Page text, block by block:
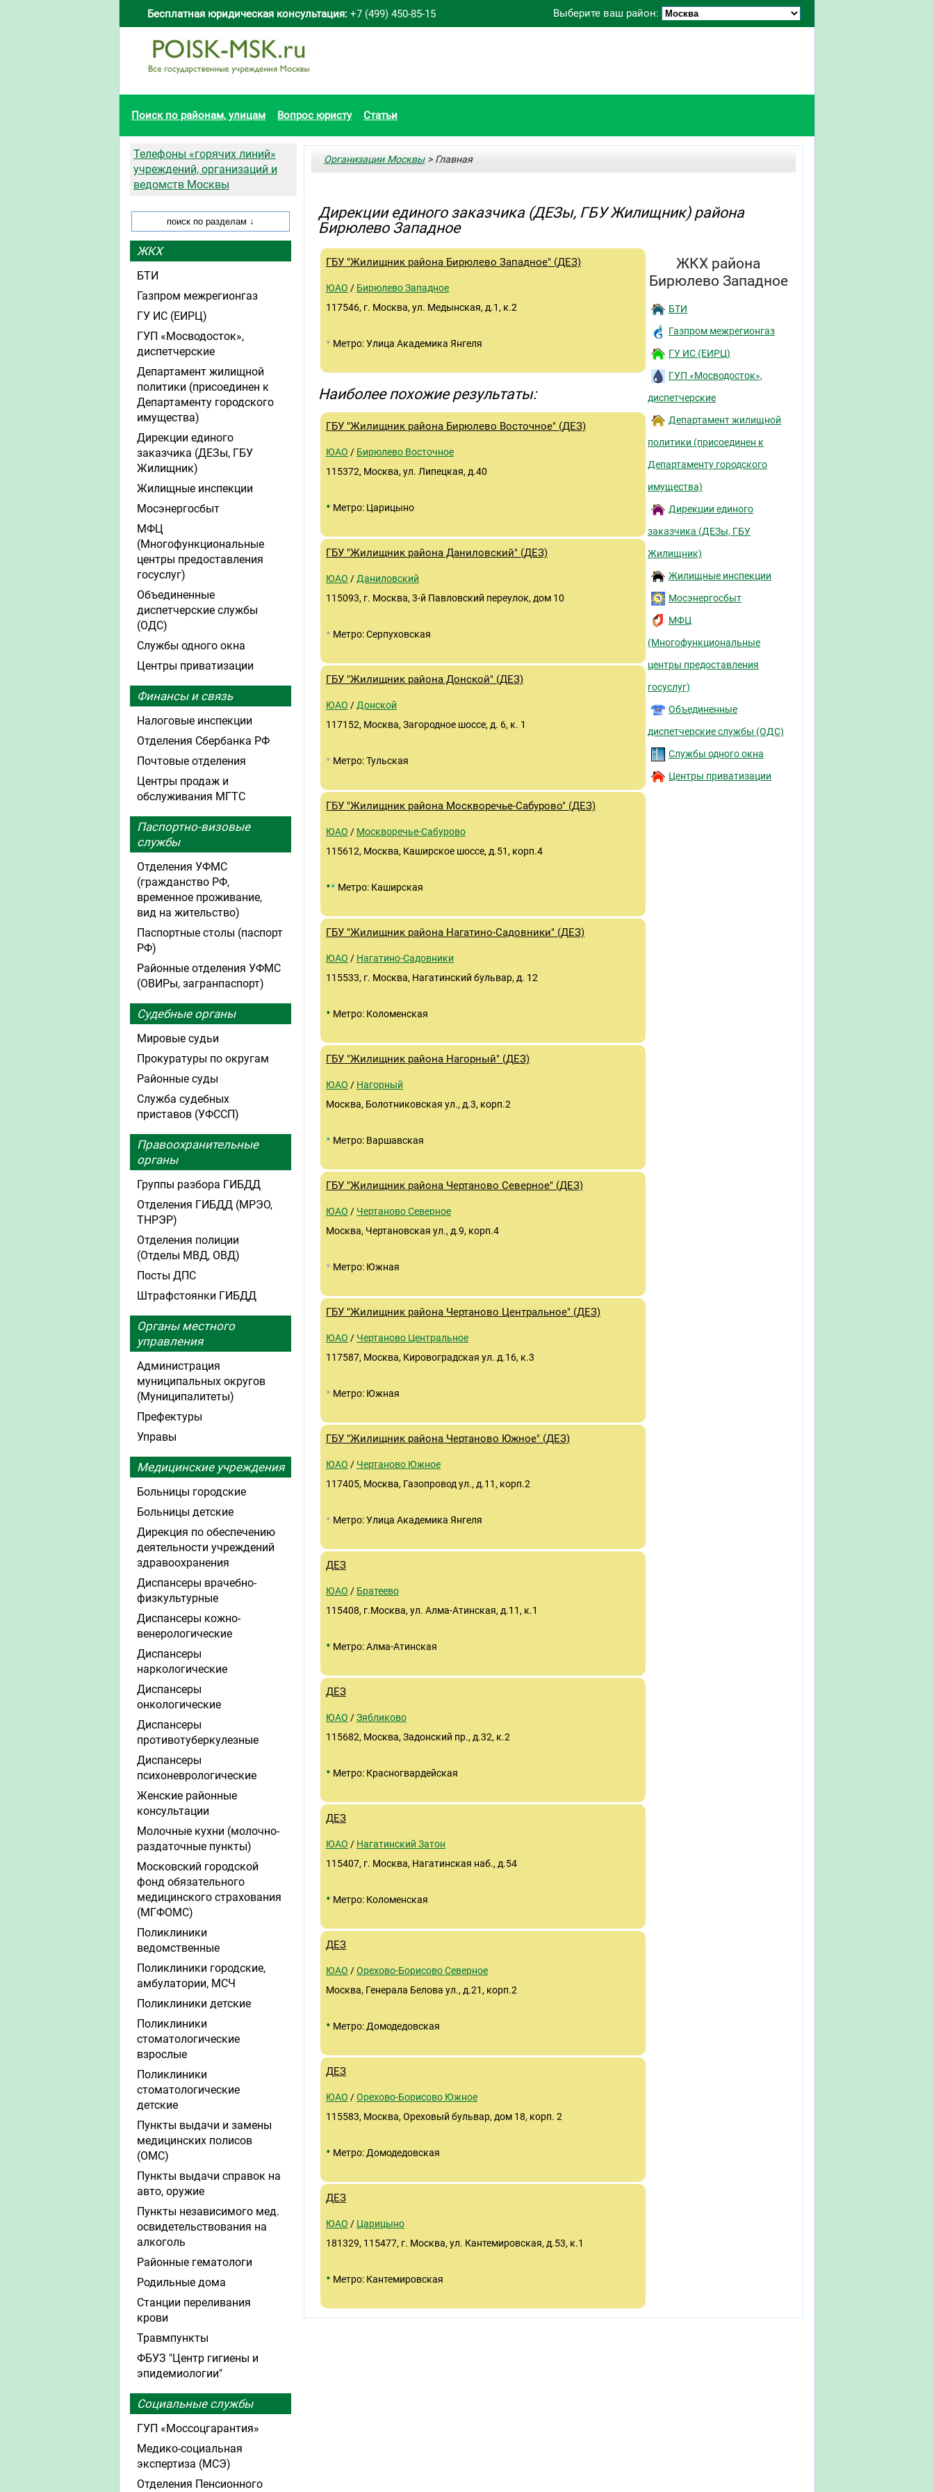
Выберите ваш район:
Бесплатная юридическая консультация: +7 (499) 450-85-15
Поиск по районам, улицам Вопрос юристу Статьи
Организации Москвы> Главная
Дирекции единого заказчика (ДЕЗы, ГБУ Жилищник) района
Бирюлево Западное
ГБУ "Жилищник района Бирюлево Западное" (ДЕЗ)
ЮАО / Бирюлево Западное
117546, г. Москва, ул. Медынская, д.1, к.2
• Метро: Улица Академика Янгеля
Наиболее похожие результаты:
ГБУ "Жилищник района Бирюлево Восточное" (ДЕЗ)
ЮАО / Бирюлево Восточное
115372, Москва, ул. Липецкая, д.40
• Метро: Царицыно
ГБУ "Жилищник района Даниловский" (ДЕЗ)
ЮАО / Даниловский
115093, г. Москва, 3-й Павловский переулок, дом 10
• Метро: Серпуховская
ГБУ "Жилищник района Донской" (ДЕЗ)
ЮАО / Донской
117152, Москва, Загородное шоссе, д. 6, к. 1
• Метро: Тульская
ГБУ "Жилищник района Москворечье-Сабурово" (ДЕЗ)
ЮАО / Москворечье-Сабурово
115612, Москва, Каширское шоссе, д.51, корп.4
•• Метро: Каширская
ГБУ "Жилищник района Нагатино-Садовники" (ДЕЗ)
ЮАО / Нагатино-Садовники
115533, г. Москва, Нагатинский бульвар, д. 12
• Метро: Коломенская
ГБУ "Жилищник района Нагорный" (ДЕЗ)
ЮАО / Нагорный
Москва, Болотниковская ул., д.3, корп.2
• Метро: Варшавская
ГБУ "Жилищник района Чертаново Северное" (ДЕЗ)
ЮАО / Чертаново Северное
Москва, Чертановская ул., д.9, корп.4
• Метро: Южная
ГБУ "Жилищник района Чертаново Центральное" (ДЕЗ)
ЮАО / Чертаново Центральное
117587, Москва, Кировоградская ул. д.16, к.3
• Метро: Южная
ГБУ "Жилищник района Чертаново Южное" (ДЕЗ)
ЮАО / Чертаново Южное
117405, Москва, Газопровод ул., д.11, корп.2
• Метро: Улица Академика Янгеля
ДЕЗ
ЮАО / Братеево
115408, г.Москва, ул. Алма-Атинская, д.11, к.1
• Метро: Алма-Атинская
ДЕЗ
ЮАО /Зябликово
115682, Москва, Задонский пр., д.32, к.2
• Метро: Красногвардейская
ДЕЗ
ЮАО / Нагатинский Затон
115407, г. Москва, Нагатинская наб., д.54
• Метро: Коломенская
ДЕЗ
ЮАО /Орехово-Борисово Северное
Москва, Генерала Белова ул., д.21, корп.2
• Метро: Домодедовская
ДЕЗ
ЮАО /Орехово-Борисово Южное
115583, Москва, Ореховый бульвар, дом 18, корп. 2
• Метро: Домодедовская
ДЕЗ
ЮАО / Царицыно
181329, 115477, г. Москва, ул. Кантемировская, д.53, к.1
• Метро: Кантемировская
ЖКХ района
Бирюлево Западное
БТИ
Газпром межрегионгаз
ГУ ИС (ЕИРЦ)
ГУП «Мосводосток»,
диспетчерские
Департамент жилищной
политики (присоединен к
Департаменту городского
имущества)
Дирекции единого
заказчика (ДЕЗы, ГБУ
Жилищник)
Жилищные инспекции
Мосэнергосбыт
МФЦ
(Многофункциональные
центры предоставления
госуслуг)
Объединенные
диспетчерские службы (ОДС)
Службы одного окна
Центры приватизации
Телефоны «горячих линий»
учреждений, организаций и
ведомств Москвы
ЖКХ
БТИ
Газпром межрегионгаз
ГУ ИС (ЕИРЦ)
ГУП «Мосводосток»,
диспетчерские
Департамент жилищной
политики (присоединен к
Департаменту городского
имущества)
Дирекции единого
заказчика (ДЕЗы, ГБУ
Жилищник)
Жилищные инспекции
Мосэнергосбыт
МФЦ
(Многофункциональные
центры предоставления
госуслуг)
Объединенные
диспетчерские службы
(ОДС)
Службы одного окна
Центры приватизации
Финансы и связь
Налоговые инспекции
Отделения Сбербанка РФ
Почтовые отделения
Центры продаж и
обслуживания МГТС
Паспортно-визовые
службы
Отделения УФМС
(гражданство РФ,
временное проживание,
вид на жительство)
Паспортные столы (паспорт
РФ)
Районные отделения УФМС
(ОВИРы, загранпаспорт)
Судебные органы
Мировые судьи
Прокуратуры по округам
Районные суды
Служба судебных
приставов (УФССП)
Правоохранительные
органы
Группы разбора ГИБДД
Отделения ГИБДД (МРЭО,
ТНРЭР)
Отделения полиции
(Отделы МВД, ОВД)
Посты ДПС
Штрафстоянки ГИБДД
Органы местного
управления
Администрация
муниципальных округов
(Муниципалитеты)
Префектуры
Управы
Медицинские учреждения
Больницы городские
Больницы детские
Дирекция по обеспечению
деятельности учреждений
здравоохранения
Диспансеры врачебно-
физкультурные
Диспансеры кожно-
венерологические
Диспансеры
наркологические
Диспансеры
онкологические
Диспансеры
противотуберкулезные
Диспансеры
психоневрологические
Женские районные
консультации
Молочные кухни (молочно-
раздаточные пункты)
Московский городской
фонд обязательного
медицинского страхования
(МГФОМС)
Поликлиники
ведомственные
Поликлиники городские,
амбулатории, МСЧ
Поликлиники детские
Поликлиники
стоматологические
взрослые
Поликлиники
стоматологические
детские
Пункты выдачи и замены
медицинских полисов
(ОМС)
Пункты выдачи справок на
авто, оружие
Пункты независимого мед.
освидетельствования на
алкоголь
Районные гематологи
Родильные дома
Станции переливания
крови
Травмпункты
ФБУЗ "Центр гигиены и
эпидемиологии"
Социальные службы
ГУП «Моссоцгарантия»
Медико-социальная
экспертиза (МСЭ)
Отделения Пенсионного